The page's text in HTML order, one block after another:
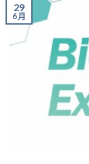
29
6 月